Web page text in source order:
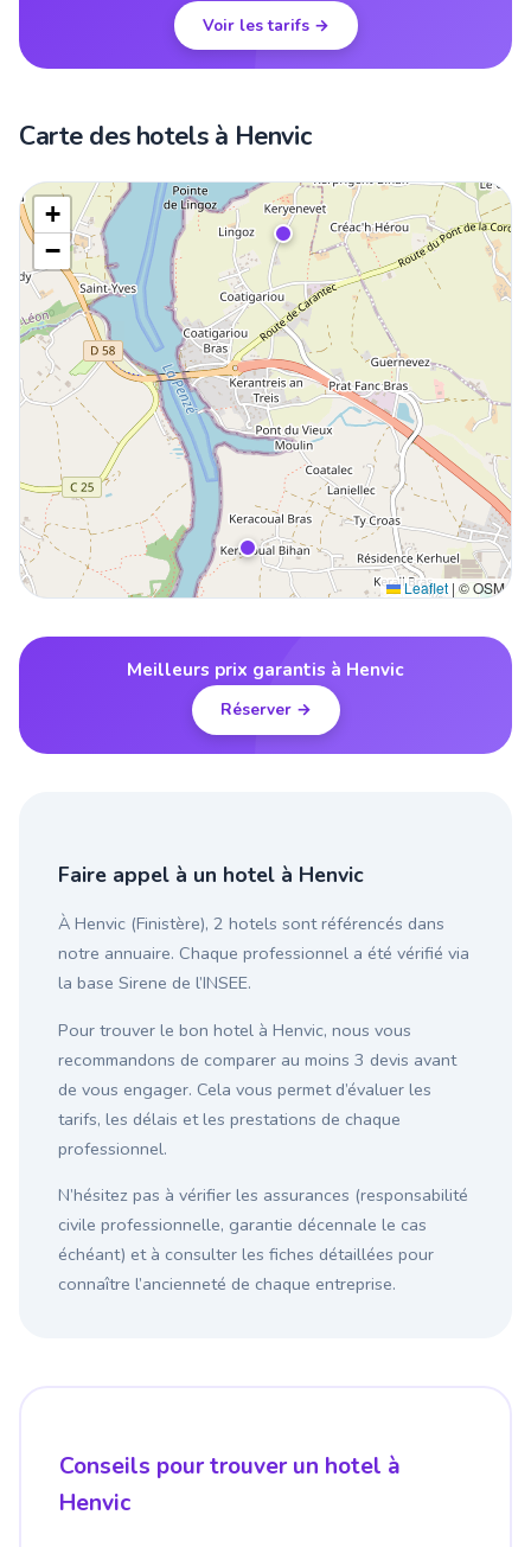
Voir les tarifs →
Carte des hotels à Henvic
+
−
Leaflet | © OSM
Meilleurs prix garantis à Henvic
Réserver →
Faire appel à un hotel à Henvic
À Henvic (Finistère), 2 hotels sont référencés dans
notre annuaire. Chaque professionnel a été vérifié via
la base Sirene de l’INSEE.
Pour trouver le bon hotel à Henvic, nous vous
recommandons de comparer au moins 3 devis avant
de vous engager. Cela vous permet d’évaluer les
tarifs, les délais et les prestations de chaque
professionnel.
N’hésitez pas à vérifier les assurances (responsabilité
civile professionnelle, garantie décennale le cas
échéant) et à consulter les fiches détaillées pour
connaître l’ancienneté de chaque entreprise.
Conseils pour trouver un hotel à
Henvic